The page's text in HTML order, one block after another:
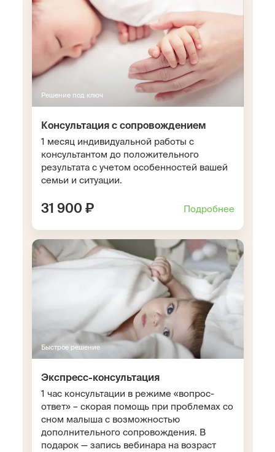
Решение под ключ
Консультация с сопровождением
1 месяц индивидуальной работы с
консультантом до положительного
результата с учетом особенностей вашей
семьи и ситуации.
31 900 ₽ Подробнее
Быстрое решение
Экспресс-консультация
1 час консультации в режиме «вопрос-
ответ» – скорая помощь при проблемах со
сном малыша с возможностью
дополнительного сопровождения. В
подарок — запись вебинара на возраст